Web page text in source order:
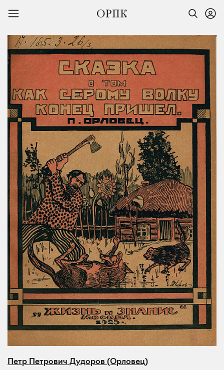
Петр Петрович Дудоров (Орловец)